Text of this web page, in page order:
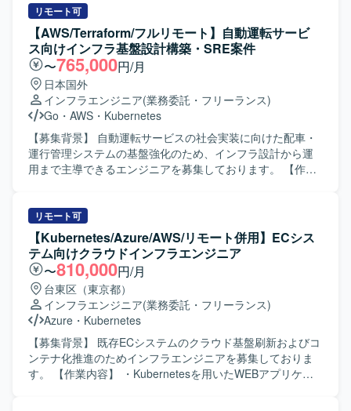
庁案件に関わることで、大規模かつ社会的影響の大きいプ
ロジェクトに参画できる点も魅力です。 【開発環境】
VMware環境およびGDC環境上でのコンテナ(Kubernetes)を
用いた構成を想定しており、GCPなどのクラウドサービス
やLLM、GPU関連技術を組み合わせた検証環境となりま
す。
リモート可
【AWS/Terraform/フルリモート】自動運転サービ
ス向けインフラ基盤設計構築・SRE案件
〜765,000円/月
日本国外
インフラエンジニア(業務委託・フリーランス)
Go ・ AWS ・ Kubernetes
【募集背景】 自動運転サービスの社会実装に向けた配車・
運行管理システムの基盤強化のため、インフラ設計から運
用まで主導できるエンジニアを募集しております。 【作業
ていただきます。 サービス立ち上げの初期フェーズから参
画し、アーキテクト設計や基本設計（主にセキュリティや
可観測性などの非機能要件）を実施していただきます。 そ
の後はインフラエンジニア/SREとして、環境の構築および
最適化を主導していただきます。 具体的には、開発および
サービス提供基盤のアーキテクト設計や基本設計、DevOps
環境の設計・構築、SREとして環境の自動化や最適化など
を行っていただきます。 【求める人物像】 自ら主体的にサ
ービス基盤づくりに取り組み、非機能要件を意識した設
計・改善ができる方を求めております。 長期的なサービス
展開を見据え、チームと協調しながら継続的な改善に取り
リモート可
【Kubernetes/Azure/AWS/リモート併用】ECシス
テム向けクラウドインフラエンジニア
〜810,000円/月
台東区（東京都）
インフラエンジニア(業務委託・フリーランス)
Azure ・ Kubernetes
【募集背景】 既存ECシステムのクラウド基盤刷新およびコ
ンテナ化推進のためインフラエンジニアを募集しておりま
す。 【作業内容】 ・Kubernetesを用いたWEBアプリケー